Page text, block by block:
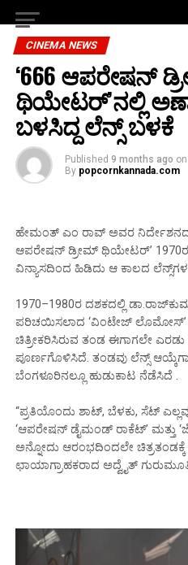
CINEMA NEWS
‘666 ಆಪರೇಷನ್
ಥಿಯೇಟರ್’ನಲ್ಲಿ
ಬಳಸಿದ್ದ ಲೆನ್ಸ್ ಬಳಕೆ
Published 9 months ago on
By popcornkannada.com
ಹೇಮಂತ್ ಎಂ ರಾವ್ ಅವರ
ಆಪರೇಷನ್ ಡ್ರೀಮ್ ಥಿಯೇಟರ್’ 1970ರ
ವಿನ್ಯಾಸದಿಂದ ಹಿಡಿದು ಆ ಕಾಲದ
1970–1980ರ ದಶಕದಲ್ಲಿ
ಪರಿಚಯಿಸಲಾದ ‘ವಿಂಟೇಜ್ ಲೊಮೋಸ್’
ಚಿತ್ರೀಕರಿಸಿರುವ ತಂಡ ಈಗಾಗಲೇ
ಪೂರ್ಣಗೊಳಿಸಿದೆ. ತಂಡವು ಲೆನ್ಸ್
ಬೆಂಗಳೂರಿನಲ್ಲೂ ಹುಡುಕಾಟ ನೆಡೆಸಿದೆ .
“ಪ್ರತಿಯೊಂದು ಶಾಟ್, ಬೆಳಕು, ಸೆಟ್
‘ಆಪರೇಷನ್ ಡೈಮಂಡ್ ರಾಕೆಟ್’ ಮತ್ತು
ಅನ್ನೋದು ಆರಂಭದಿಂದಲೇ ಚಿತ್ರತಂಡಕ್ಕೆ
ಛಾಯಾಗ್ರಾಹಕರಾದ ಅದ್ವೈತ್